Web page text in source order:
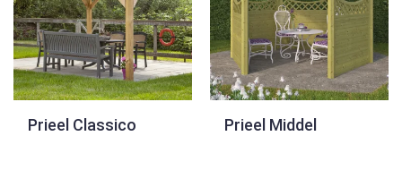
Prieel Classico Prieel Middel